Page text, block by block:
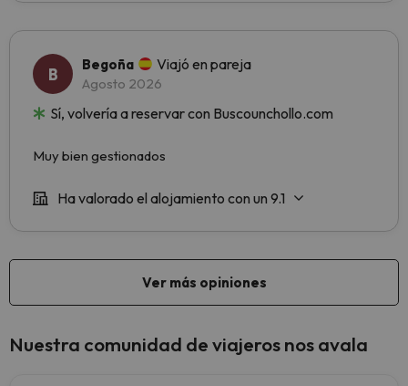
Nuestra comunidad de viajeros nos avala